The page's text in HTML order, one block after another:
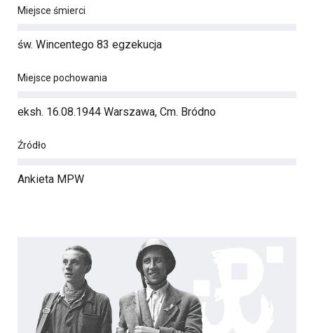
Miejsce śmierci
św. Wincentego 83 egzekucja
Miejsce pochowania
eksh. 16.08.1944 Warszawa, Cm. Bródno
Źródło
Ankieta MPW